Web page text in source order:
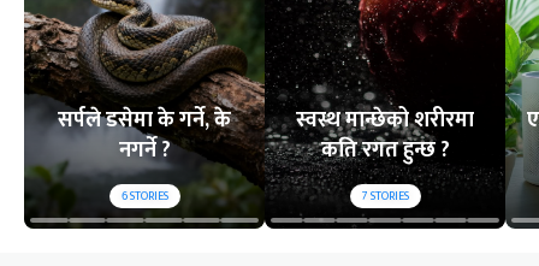
सर्पले डसेमा के गर्ने, के
नगर्ने ?
6STORIES
स्वस्थ मान्छेको शरीरमा
कति रगत हुन्छ ?
7STORIES